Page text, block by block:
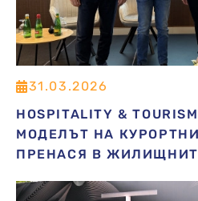
31.03.2026
HOSPITALITY &
МОДЕЛЪТ НА
ПРЕНАСЯ В